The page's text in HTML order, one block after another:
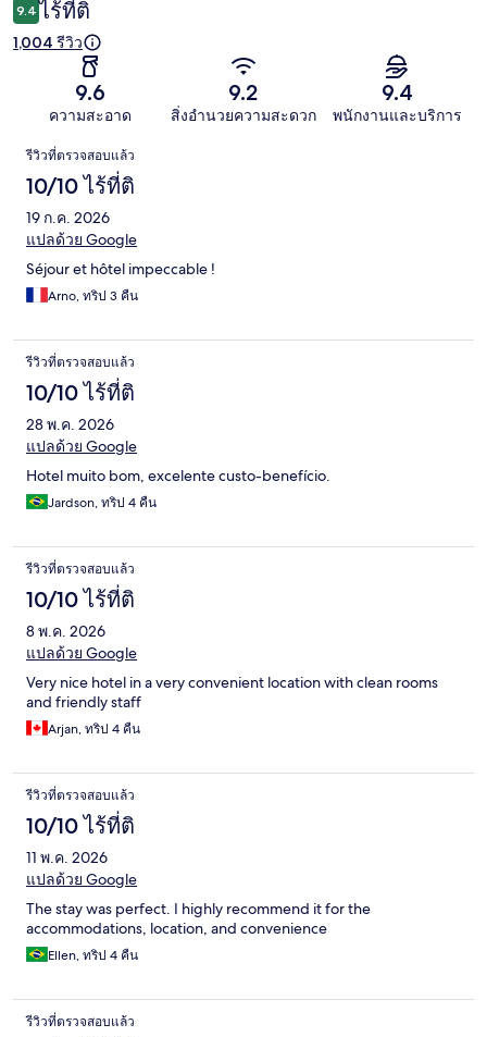
9.4 ไร้ที่ติ
1,004 รีวิว
9.6
ความสะอาด
9.2
สิ่งอำนวยความสะดวก
9.4
พนักงานและบริการ
รีวิว
รีวิวที่ตรวจสอบแล้ว
10/10 ไร้ที่ติ
19 ก.ค. 2026
แปลด้วย Google
Séjour et hôtel impeccable !
Arno, ทริป 3 คืน
รีวิวที่ตรวจสอบแล้ว
10/10 ไร้ที่ติ
28 พ.ค. 2026
แปลด้วย Google
Hotel muito bom, excelente custo-benefício.
Jardson, ทริป 4 คืน
รีวิวที่ตรวจสอบแล้ว
10/10 ไร้ที่ติ
8 พ.ค. 2026
แปลด้วย Google
Very nice hotel in a very convenient location with clean rooms
and friendly staff
Arjan, ทริป 4 คืน
รีวิวที่ตรวจสอบแล้ว
10/10 ไร้ที่ติ
11 พ.ค. 2026
แปลด้วย Google
The stay was perfect. I highly recommend it for the
accommodations, location, and convenience
Ellen, ทริป 4 คืน
รีวิวที่ตรวจสอบแล้ว